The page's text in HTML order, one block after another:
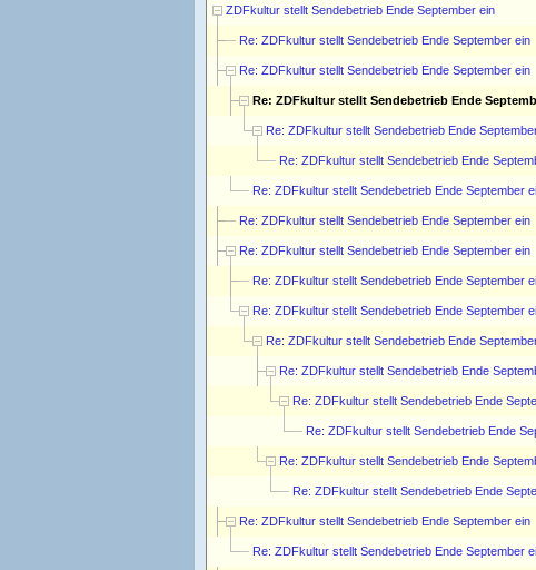
ZDFkultur stellt Sendebetrieb Ende September ein
Re: ZDFkultur stellt Sendebetrieb Ende September ein
Re: ZDFkultur stellt Sendebetrieb Ende September ein
Re: ZDFkultur stellt Sendebetrieb Ende
Re: ZDFkultur stellt Sendebetrieb Ende
Re: ZDFkultur stellt Sendebetrieb Ende
Re: ZDFkultur stellt Sendebetrieb Ende September
Re: ZDFkultur stellt Sendebetrieb Ende September ein
Re: ZDFkultur stellt Sendebetrieb Ende September ein
Re: ZDFkultur stellt Sendebetrieb Ende September
Re: ZDFkultur stellt Sendebetrieb Ende September
Re: ZDFkultur stellt Sendebetrieb Ende
Re: ZDFkultur stellt Sendebetrieb Ende
Re: ZDFkultur stellt Sendebetrieb Ende
Re: ZDFkultur stellt Sendebetrieb Ende
Re: ZDFkultur stellt Sendebetrieb Ende
Re: ZDFkultur stellt Sendebetrieb Ende
Re: ZDFkultur stellt Sendebetrieb Ende September ein
Re: ZDFkultur stellt Sendebetrieb Ende September